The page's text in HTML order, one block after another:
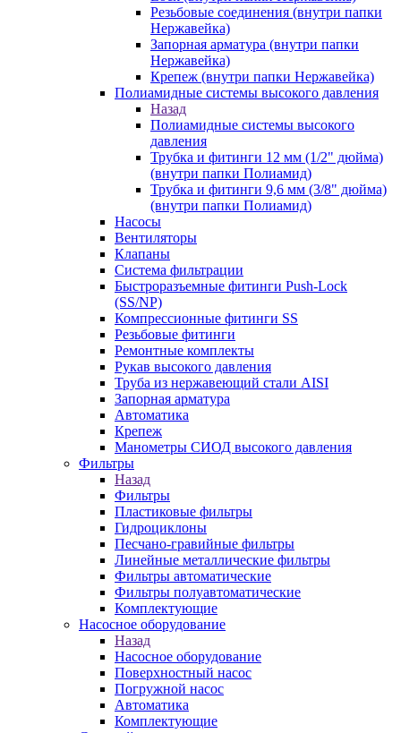
Резьбовые соединения (внутри папки
Нержавейка)
Запорная арматура (внутри папки
Нержавейка)
Крепеж (внутри папки Нержавейка)
Полиамидные системы высокого давления
Назад
Полиамидные системы высокого
давления
Трубка и фитинги 12 мм (1/2" дюйма)
(внутри папки Полиамид)
Трубка и фитинги 9,6 мм (3/8" дюйма)
(внутри папки Полиамид)
Насосы
Вентиляторы
Клапаны
Система фильтрации
Быстроразъемные фитинги Push-Lock
(SS/NP)
Компрессионные фитинги SS
Резьбовые фитинги
Ремонтные комплекты
Рукав высокого давления
Труба из нержавеющий стали AISI
Запорная арматура
Автоматика
Крепеж
Манометры СИОД высокого давления
Фильтры
Назад
Фильтры
Пластиковые фильтры
Гидроциклоны
Песчано-гравийные фильтры
Линейные металлические фильтры
Фильтры автоматические
Фильтры полуавтоматические
Комплектующие
Насосное оборудование
Назад
Насосное оборудование
Поверхностный насос
Погружной насос
Автоматика
Комплектующие